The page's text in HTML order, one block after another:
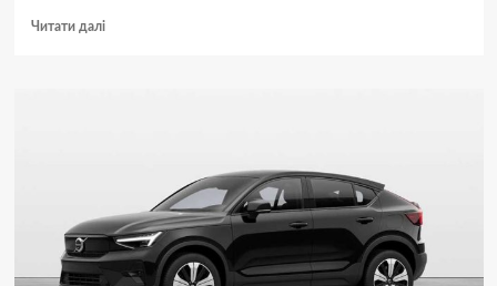
Читати даліДокладніше
электрического
кроссовера
от
Audi